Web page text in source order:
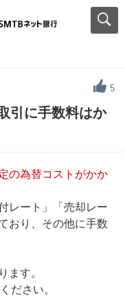
5
引に手数料はか
の為替コストがかか
レート」「売却レー
おり、その他に手数
ます。
ださい。